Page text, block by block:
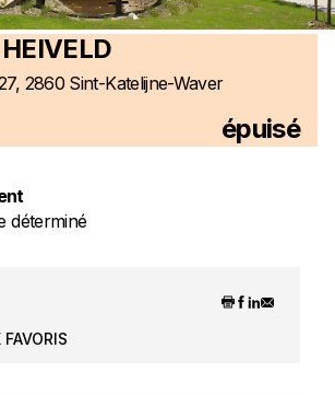
2860 Sint-Katelijne-Waver
épuisé
déterminé